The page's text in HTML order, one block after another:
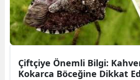
Çiftçiye Önemli Bilgi:
Kokarca Böceğine Dikkat